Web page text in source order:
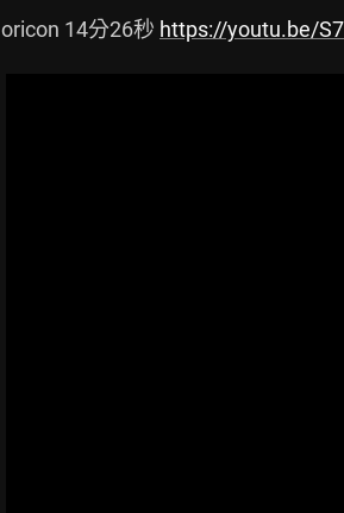
oricon 14分26秒 https://youtu.be/